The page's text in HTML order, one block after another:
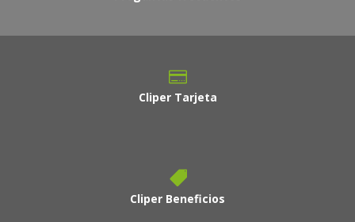
Cliper Tarjeta
Cliper Beneficios